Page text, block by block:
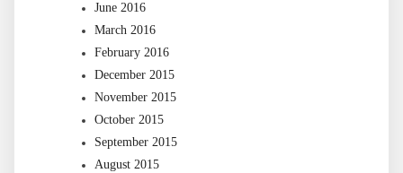
June 2016
March 2016
February 2016
December 2015
November 2015
October 2015
September 2015
August 2015